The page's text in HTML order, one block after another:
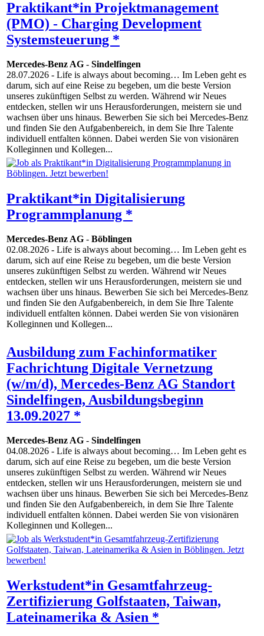
Praktikant*in Projektmanagement
(PMO) - Charging Development
Systemsteuerung *
Mercedes-Benz AG - Sindelfingen
28.07.2026 - Life is always about becoming… Im Leben geht es
darum, sich auf eine Reise zu begeben, um die beste Version
unseres zukünftigen Selbst zu werden. Während wir Neues
entdecken, stellen wir uns Herausforderungen, meistern sie und
wachsen über uns hinaus. Bewerben Sie sich bei Mercedes-Benz
und finden Sie den Aufgabenbereich, in dem Sie Ihre Talente
individuell entfalten können. Dabei werden Sie von visionären
Kolleginnen und Kollegen...
Praktikant*in Digitalisierung
Programmplanung *
Mercedes-Benz AG - Böblingen
02.08.2026 - Life is always about becoming… Im Leben geht es
darum, sich auf eine Reise zu begeben, um die beste Version
unseres zukünftigen Selbst zu werden. Während wir Neues
entdecken, stellen wir uns Herausforderungen, meistern sie und
wachsen über uns hinaus. Bewerben Sie sich bei Mercedes-Benz
und finden Sie den Aufgabenbereich, in dem Sie Ihre Talente
individuell entfalten können. Dabei werden Sie von visionären
Kolleginnen und Kollegen...
Ausbildung zum Fachinformatiker
Fachrichtung Digitale Vernetzung
(w/m/d), Mercedes-Benz AG Standort
Sindelfingen, Ausbildungsbeginn
13.09.2027 *
Mercedes-Benz AG - Sindelfingen
04.08.2026 - Life is always about becoming… Im Leben geht es
darum, sich auf eine Reise zu begeben, um die beste Version
unseres zukünftigen Selbst zu werden. Während wir Neues
entdecken, stellen wir uns Herausforderungen, meistern sie und
wachsen über uns hinaus. Bewerben Sie sich bei Mercedes-Benz
und finden Sie den Aufgabenbereich, in dem Sie Ihre Talente
individuell entfalten können. Dabei werden Sie von visionären
Kolleginnen und Kollegen...
Werkstudent*in Gesamtfahrzeug-
Zertifizierung Golfstaaten, Taiwan,
Lateinamerika & Asien *